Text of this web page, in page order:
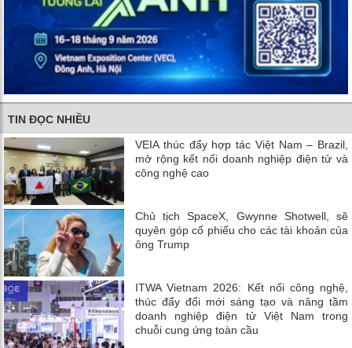
TIN ĐỌC NHIỀU
VEIA thúc đẩy hợp tác Việt Nam – Brazil,
mở rộng kết nối doanh nghiệp điện tử và
công nghệ cao
Chủ tịch SpaceX, Gwynne Shotwell, sẽ
quyên góp cổ phiếu cho các tài khoản của
ông Trump
ITWA Vietnam 2026: Kết nối công nghệ,
thúc đẩy đổi mới sáng tạo và nâng tầm
doanh nghiệp điện tử Việt Nam trong
chuỗi cung ứng toàn cầu